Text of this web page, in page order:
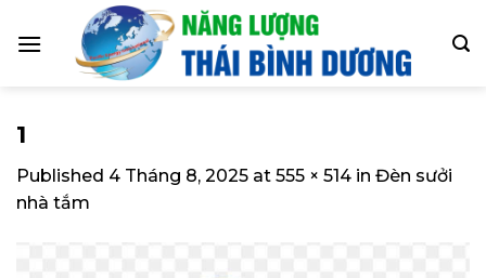
1
Published 4 Tháng 8, 2025 at 555 × 514 in Đèn sưởi
nhà tắm